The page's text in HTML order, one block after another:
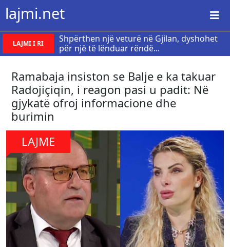
lajmi.net
LAJMI I RI
Shpërthen një veturë në Gjilan, dyshohet
për një të lënduar rëndë...
Ramabaja insiston se Balje e ka takuar
Radojiçiqin, i reagon pasi u padit: Në
gjykatë ofroj informacione dhe
burimin
LAJME